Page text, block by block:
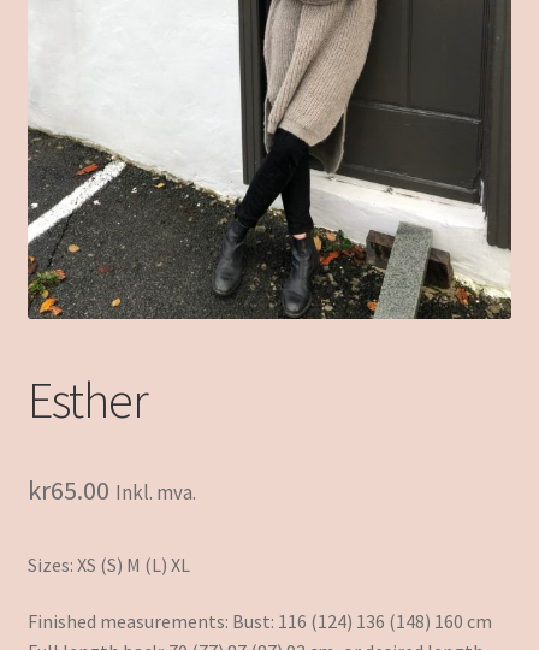
Esther
kr65.00 Inkl. mva.
Sizes: XS (S) M (L) XL
Finished measurements: Bust: 116 (124) 136 (148) 160 cm